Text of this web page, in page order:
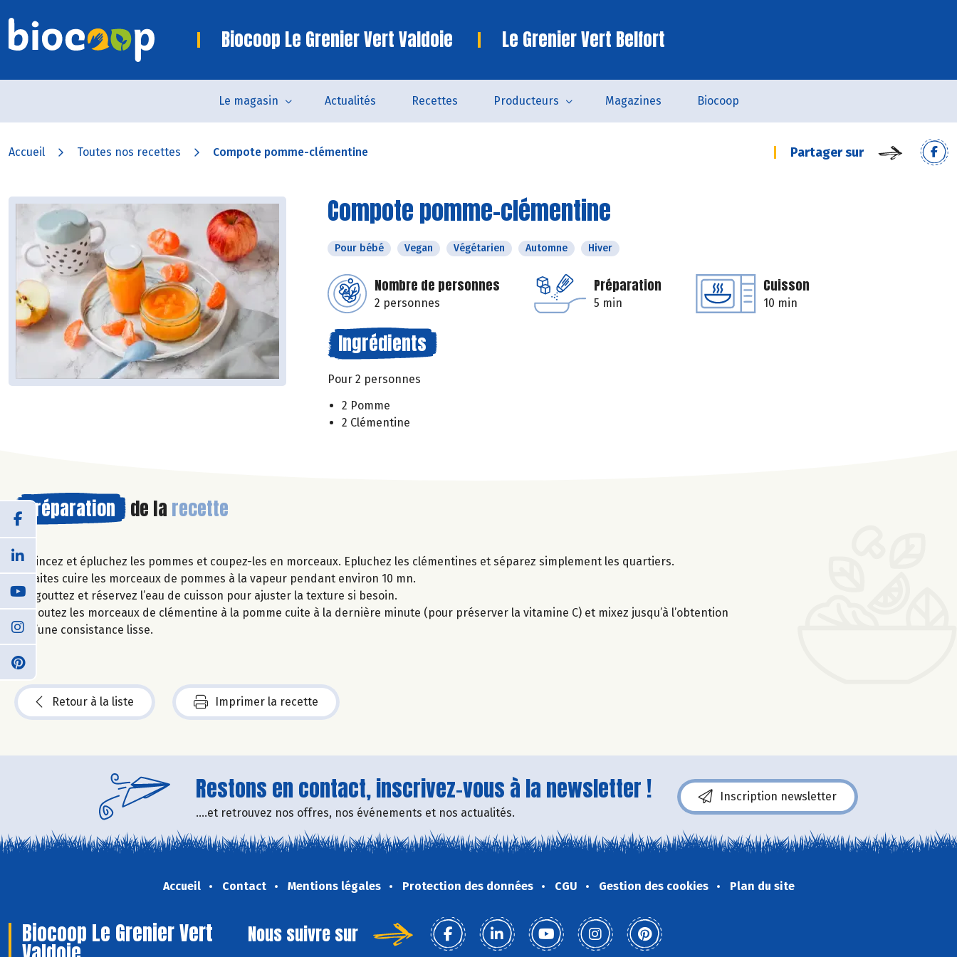
Biocoop Le Grenier Vert Valdoie Le Grenier Vert Belfort
Le magasin Actualités Recettes Producteurs Magazines Biocoop
Accueil Toutes nos recettes Compote pomme-clémentine Partager sur
Compote pomme-clémentine
Pour bébé Vegan Végétarien Automne Hiver
Nombre de personnes
2 personnes
Préparation
5 min
Cuisson
10 min
Ingrédients
Pour 2 personnes
2 Pomme
2 Clémentine
Préparation de la recette
Rincez et épluchez les pommes et coupez-les en morceaux. Epluchez les clémentines et séparez simplement les quartiers.
Faites cuire les morceaux de pommes à la vapeur pendant environ 10 mn.
Egouttez et réservez l’eau de cuisson pour ajuster la texture si besoin.
Ajoutez les morceaux de clémentine à la pomme cuite à la dernière minute (pour préserver la vitamine C) et mixez jusqu’à l’obtention
d’une consistance lisse.
Retour à la liste Imprimer la recette
Restons en contact, inscrivez-vous à la newsletter !
....et retrouvez nos offres, nos événements et nos actualités.
Inscription newsletter
Accueil Contact Mentions légales Protection des données CGU Gestion des cookies Plan du site
Biocoop Le Grenier Vert Nous suivre sur